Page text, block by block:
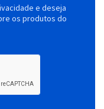
e deseja
os produtos do